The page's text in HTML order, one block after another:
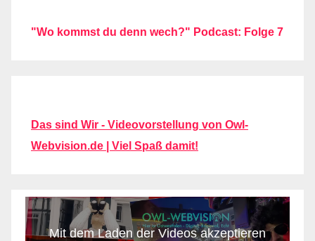
"Wo kommst du denn wech?" Podcast: Folge 7
Das sind Wir - Videovorstellung von Owl-
Webvision.de | Viel Spaß damit!
Mit dem Laden der Videos akzeptieren